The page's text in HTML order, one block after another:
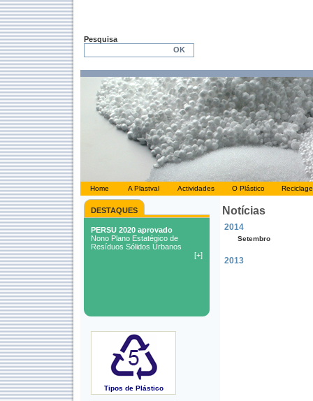
Pesquisa
Home A Plastval Actividades O Plástico
DESTAQUES
Tipos de Plástico
Notícias
2014
Setembro
2013